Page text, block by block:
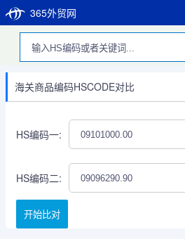
365外贸网
海关商品编码HSCODE对比
HS编码一:
HS编码二:
开始比对